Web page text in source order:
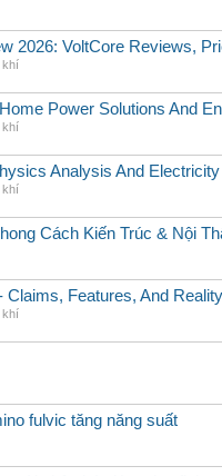
2026: VoltCore Reviews,
khí
Power Solutions And
khí
Analysis And
khí
Cách Kiến Trúc & Nội
Claims, Features, And
khí
fulvic tăng năng suất